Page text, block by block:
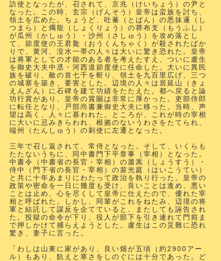
訪使となったが、召されて、京兆（けいちょう）の尹と
なった。この時、玄宗（げんそう）皇帝は蛮族を討ち、
領土を広めた。ちょうど、吐蕃（とばん）の悉抹邏（し
つまら）と燭龍（しょくりょう）の莽布支（もうふし）
が瓜州（かしゅう）・沙州（さしゅう）を攻め落とし
て、節度使の王君毚（おうくんちゃく）が殺されたばか
りで、黄河、湟水一帯の人々は大いに驚き恐れた。皇帝
は将軍としての才能のある者を考えたすえ、ついに盧生
を御史大夫中丞・河西道節度使に任命した。大いに異民
族を破り、敵の首七千を斬り、領土を九百里広げ、三つ
の城塞を築き、要害とした。辺境の人々は居延山（きょ
えんざん）に石碑を建て功績をたたえた。都へ戻ると論
功行賞があり、皇帝の賞賜は非常に厚かった。吏部侍郎
に転任となり、戸部尚書兼御史大夫に移った。当時、声
望は高く、人々に慕われた。ところが、これが時の宰相
に大いに忌みきらわれ、根拠のないうわさをたてられ、
端州（たんしゅう）の刺使に左遷となった。
三年で召し返されて、常侍となった。そして、いくらも
たたないうちに、同中書門下平章事
（宰相）
となった。
中書令
（中書省の長官・宰相） の簫嵩（しょうすう）・
侍中
（門下省の長官・宰相） の裴光庭（はいこうてい）
と共に十年あまりにわたって政治を執り行った。皇帝の
政策や密命を一日に幾度も受け、良いことは進め、悪い
ことは止め、心を尽くして皇帝に仕えたので、優れた宰
相と呼ばれた。しかし、同輩がこれをねたみ、辺境の将
軍と結託して謀反を企てていると、またしても誣告され
た。投獄の命令が下り、役人が部下を引き連れて門前ま
で押しかけて捕らえようとした。盧生はこの災難に恐れ
驚き、妻子に言った。
「わしは山東に家があり、良い畑が五頃
（約2900アー
ル）
もあり、飢えと寒さをしのぐには十分であった。ど